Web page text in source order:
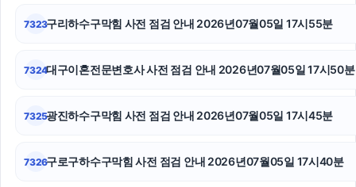
동탄피부과
동작하수구막힘
영등포하수구막힘
7323구리하수구막힘 사전 점검 안내 2026년07월05일 17시55분
7324대구이혼전문변호사 사전 점검 안내 2026년07월05일 17시50분
7325광진하수구막힘 사전 점검 안내 2026년07월05일 17시45분
7326구로구하수구막힘 사전 점검 안내 2026년07월05일 17시40분